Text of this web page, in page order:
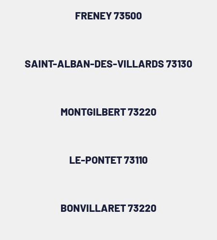
FRENEY 73500
SAINT-ALBAN-DES-VILLARDS 73130
MONTGILBERT 73220
LE-PONTET 73110
BONVILLARET 73220